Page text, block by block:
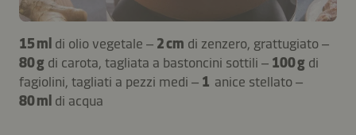
15 ml di olio vegetale – 2 cm di zenzero, grattugiato –
80 g di carota, tagliata a bastoncini sottili – 100 g di
fagiolini, tagliati a pezzi medi – 1 anice stellato –
80 ml di acqua